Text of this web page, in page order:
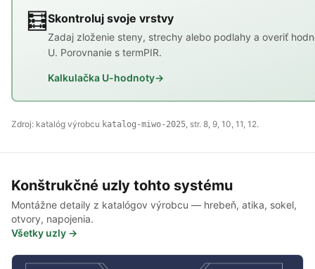
🧮Skontroluj svoje vrstvy
Zadaj zloženie steny, strechy alebo podlahy a overiť
U. Porovnanie s termPIR.
Kalkulačka U-hodnoty→
Zdroj: katalóg výrobcu katalog-miwo-2025, str. 8, 9, 10, 11, 12.
Konštrukčné uzly tohto systému
Montážne detaily z katalógov výrobcu — hrebeň, atika, sokel,
otvory, napojenia.
Všetky uzly →